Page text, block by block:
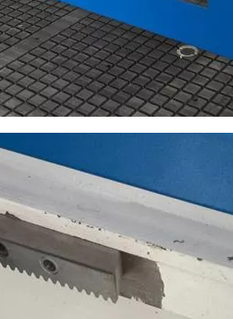
25000mm/min
9KW Italy HSD ATC air
0-24000RPM
AC380V/50/60Hz,
G Code
Motor servo de Japón